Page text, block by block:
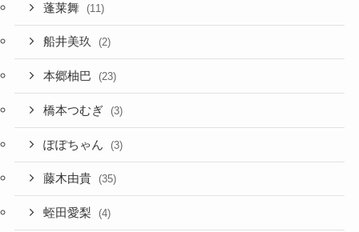
蓬莱舞 (11)
船井美玖 (2)
本郷柚巴 (23)
橋本つむぎ (3)
ぽぽちゃん (3)
藤木由貴 (35)
蛭田愛梨 (4)